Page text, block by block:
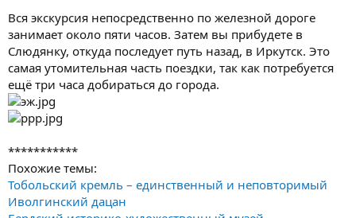
Вся экскурсия непосредственно по железной дороге
занимает около пяти часов. Затем вы прибудете в
Слюдянку, откуда последует путь назад, в Иркутск. Это
самая утомительная часть поездки, так как потребуется
ещё три часа добираться до города.
***********
Похожие темы:
Тобольский кремль – единственный и неповторимый
Иволгинский дацан